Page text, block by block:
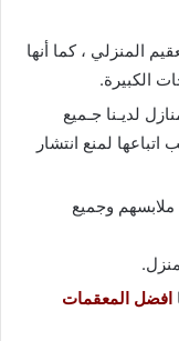
المنزلي ، كما أنها
الكبيرة.
لديـنا جـميع
اتباعها لمنع انتشار
وجميع
افضل المعقمات